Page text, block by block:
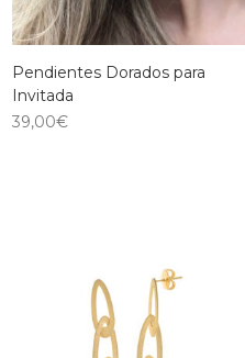
Pendientes Dorados para
Invitada
39,00€